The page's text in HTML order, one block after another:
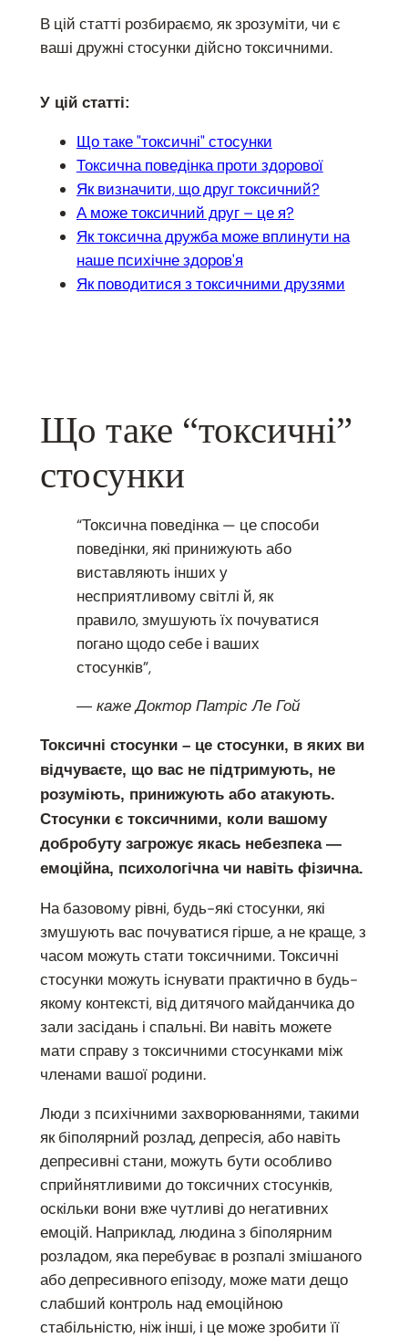
В цій статті розбираємо, як зрозуміти, чи є
ваші дружні стосунки дійсно токсичними.
У цій статті:
Що таке "токсичні" стосунки
Токсична поведінка проти здорової
Як визначити, що друг токсичний?
А може токсичний друг – це я?
Як токсична дружба може вплинути на
наше психічне здоров'я
Як поводитися з токсичними друзями
Що таке “токсичні”
стосунки
“Токсична поведінка — це способи
поведінки, які принижують або
виставляють інших у
несприятливому світлі й, як
правило, змушують їх почуватися
погано щодо себе і ваших
стосунків”,
— каже Доктор Патріс Ле Гой
Токсичні стосунки – це стосунки, в яких ви
відчуваєте, що вас не підтримують, не
розуміють, принижують або атакують.
Стосунки є токсичними, коли вашому
добробуту загрожує якась небезпека —
емоційна, психологічна чи навіть фізична.
На базовому рівні, будь-які стосунки, які
змушують вас почуватися гірше, а не краще, з
часом можуть стати токсичними. Токсичні
стосунки можуть існувати практично в будь-
якому контексті, від дитячого майданчика до
зали засідань і спальні. Ви навіть можете
мати справу з токсичними стосунками між
членами вашої родини.
Люди з психічними захворюваннями, такими
як біполярний розлад, депресія, або навіть
депресивні стани, можуть бути особливо
сприйнятливими до токсичних стосунків,
оскільки вони вже чутливі до негативних
емоцій. Наприклад, людина з біполярним
розладом, яка перебуває в розпалі змішаного
або депресивного епізоду, може мати дещо
слабший контроль над емоційною
стабільністю, ніж інші, і це може зробити її